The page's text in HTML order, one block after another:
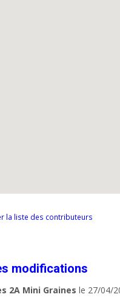
la liste des contributeurs
modifications
2A Mini Graines le 27/04/